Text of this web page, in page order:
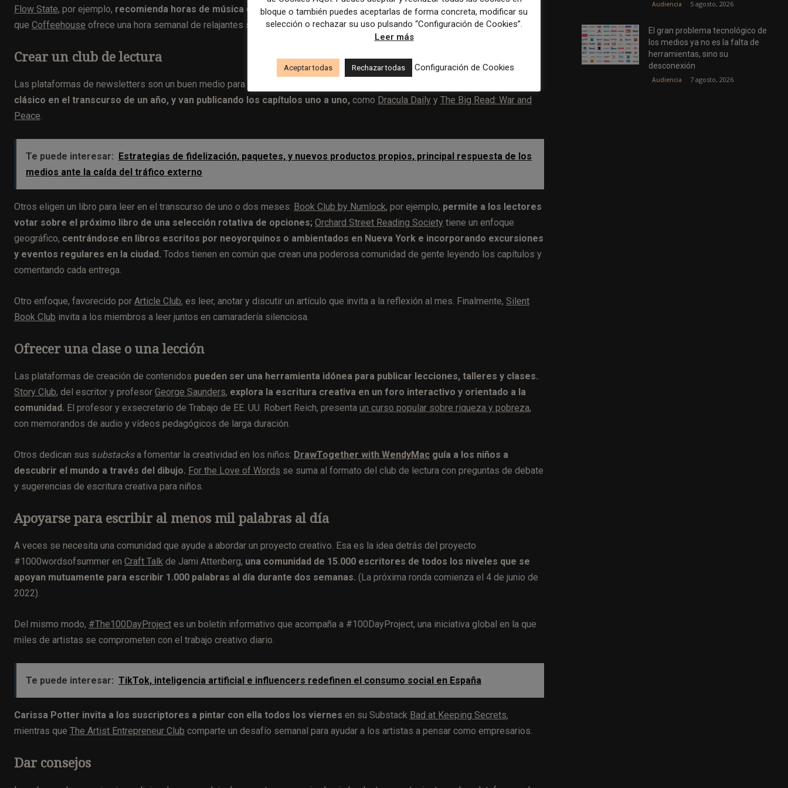
Flow State, por ejemplo, recomienda horas de música que son perfectas para mantener la concentración, mientras
que Coffeehouse ofrece una hora semanal de relajantes sonidos de café.
Crear un club de lectura
Las plataformas de newsletters son un buen medio para crear comunidades de lectura.
clásico en el transcurso de un año, y van publicando los capítulos uno a uno, como Dracula Daily y The Big Read: War and
Peace.
Te puede interesar: Estrategias de fidelización, paquetes, y nuevos productos propios, principal respuesta de los
medios ante la caída del tráfico externo
Otros eligen un libro para leer en el transcurso de uno o dos meses: Book Club by Numlock, por ejemplo, permite a los lectores
votar sobre el próximo libro de una selección rotativa de opciones; Orchard Street Reading Society tiene un enfoque
geográfico, centrándose en libros escritos por neoyorquinos o ambientados en Nueva York e incorporando excursiones
y eventos regulares en la ciudad. Todos tienen en común que crean una poderosa comunidad de gente leyendo los capítulos y
comentando cada entrega.
Otro enfoque, favorecido por Article Club, es leer, anotar y discutir un artículo que invita a la reflexión al mes. Finalmente, Silent
Book Club invita a los miembros a leer juntos en camaradería silenciosa.
Ofrecer una clase o una lección
Las plataformas de creación de contenidos pueden ser una herramienta idónea para publicar lecciones, talleres y clases.
Story Club, del escritor y profesor George Saunders, explora la escritura creativa en un foro interactivo y orientado a la
comunidad. El profesor y exsecretario de Trabajo de EE. UU. Robert Reich, presenta un curso popular sobre riqueza y pobreza,
con memorandos de audio y vídeos pedagógicos de larga duración.
Otros dedican sus substacksa fomentar la creatividad en los niños: DrawTogether with WendyMac guía a los niños a
descubrir el mundo a través del dibujo. For the Love of Words se suma al formato del club de lectura con preguntas de debate
y sugerencias de escritura creativa para niños.
Apoyarse para escribir al menos mil palabras al día
A veces se necesita una comunidad que ayude a abordar un proyecto creativo. Esa es la idea detrás del proyecto
#1000wordsofsummer en Craft Talk de Jami Attenberg, una comunidad de 15.000 escritores de todos los niveles que se
apoyan mutuamente para escribir 1.000 palabras al día durante dos semanas. (La próxima ronda comienza el 4 de junio de
2022).
Del mismo modo, #The100DayProject es un boletín informativo que acompaña a #100DayProject, una iniciativa global en la que
miles de artistas se comprometen con el trabajo creativo diario.
Te puede interesar: TikTok, inteligencia artificial e influencers redefinen el consumo social en España
Carissa Potter invita a los suscriptores a pintar con ella todos los viernes en su Substack Bad at Keeping Secrets,
mientras que The Artist Entrepreneur Club comparte un desafío semanal para ayudar a los artistas a pensar como empresarios.
Dar consejos
Audiencia 5 agosto, 2026
El gran problema tecnológico de
los medios ya no es la falta de
herramientas, sino su
desconexión
Audiencia 7 agosto, 2026
bloque o también puedes aceptarlas de forma concreta, modificar su
selección o rechazar su uso pulsando “Configuración de Cookies”.
Leer más
Aceptar todas Rechazar todas Configuración de Cookies